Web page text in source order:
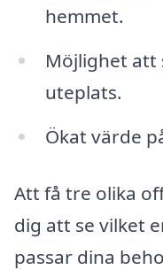
hemmet.
Möjlighet att
uteplats.
Ökat värde
Att få tre olika
dig att se vilket
passar dina